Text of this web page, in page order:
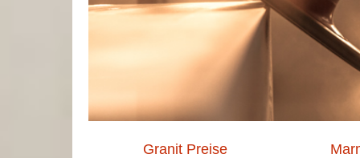
Granit Preise